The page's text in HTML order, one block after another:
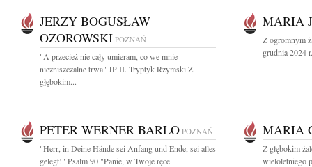
JERZY BOGUSŁAW
OZOROWSKI POZNAŃ
"A przecież nie cały umieram, co we mnie
niezniszczalne trwa" JP II. Tryptyk Rzymski Z
głębokim...
MARIA
Z ogromnym
grudnia 2024
PETER WERNER BARLO POZNAŃ
"Herr, in Deine Hände sei Anfang und Ende, sei alles
gelegt!" Psalm 90 "Panie, w Twoje ręce...
MARIA
Z głębokim
wieloletniego